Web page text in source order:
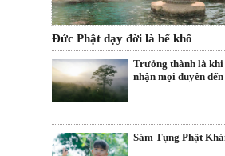
Đức Phật dạy đời là bể khổ
Trưởng thành là khi
nhận mọi duyên đến
Sám Tụng Phật